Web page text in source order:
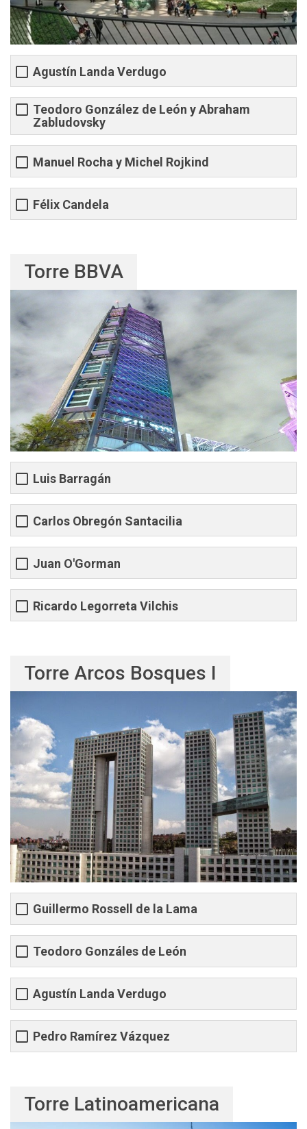
Agustín Landa Verdugo
Teodoro González de León y Abraham
Zabludovsky
Manuel Rocha y Michel Rojkind
Félix Candela
Torre BBVA
Luis Barragán
Carlos Obregón Santacilia
Juan O'Gorman
Ricardo Legorreta Vilchis
Torre Arcos Bosques I
Guillermo Rossell de la Lama
Teodoro Gonzáles de León
Agustín Landa Verdugo
Pedro Ramírez Vázquez
Torre Latinoamericana